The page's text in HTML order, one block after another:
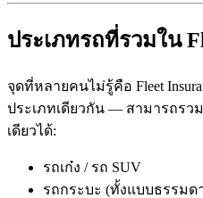
ประเภทรถที่รวมใน
จุดที่หลายคนไม่รู้คือ Fleet
ประเภทเดียวกัน — สามารถรว
เดียวได้:
รถเก๋ง / รถ SUV
รถกระบะ (ทั้งแบบธรรมด